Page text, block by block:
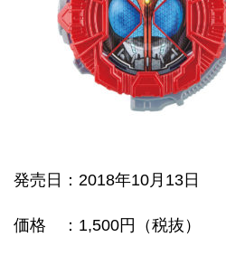
発売日 ：2018年10月13日
価格 ：1,500円（税抜）